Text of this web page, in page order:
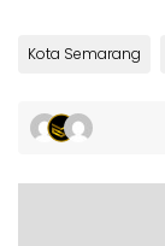
Kota Semarang